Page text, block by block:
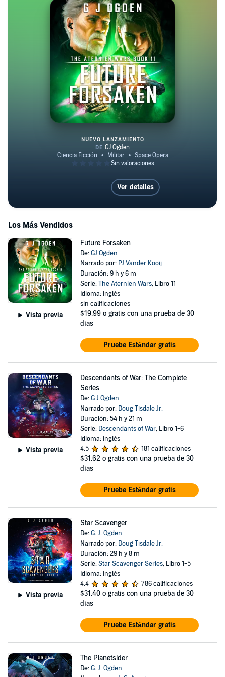
Future Forsaken
NUEVO LANZAMIENTO
Ver detalles
Los Más Vendidos
Vista previa
Future Forsaken
De:GJ Ogden
Narrado por: PJ Vander Kooij
Duración: 9 h y 6 m
Serie:The Aternien Wars, Libro 11
Idioma: Inglés
sin calificaciones
$19.99 o gratis con una prueba de 30
días
Pruebe Estándar gratis
Vista previa
Descendants of War: The Complete
Series
De:G J Ogden
Narrado por: Doug Tisdale Jr.
Duración: 54 h y 21 m
Serie: Descendants of War, Libro 1-6
Idioma: Inglés
4.5
181 calificaciones
$31.62 o gratis con una prueba de 30
días
Pruebe Estándar gratis
Vista previa
Star Scavenger
De:G. J. Ogden
Narrado por: Doug Tisdale Jr.
Duración: 29 h y 8 m
Serie:Star Scavenger Series, Libro 1-5
Idioma: Inglés
4.4
786 calificaciones
$31.40 o gratis con una prueba de 30
días
Pruebe Estándar gratis
The Planetsider
De:G. J. Ogden